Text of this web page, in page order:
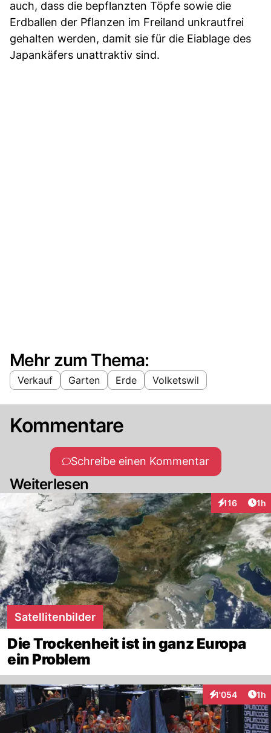
auch, dass die bepflanzten Töpfe sowie die
Erdballen der Pflanzen im Freiland unkrautfrei
gehalten werden, damit sie für die Eiablage des
Japankäfers unattraktiv sind.
Mehr zum Thema:
Verkauf Garten Erde Volketswil
Kommentare
Schreibe einen Kommentar
Weiterlesen
116
Interaktionen
1h
Satellitenbilder
Die Trockenheit ist in ganz Europa
ein Problem
1'054
Interaktionen1h